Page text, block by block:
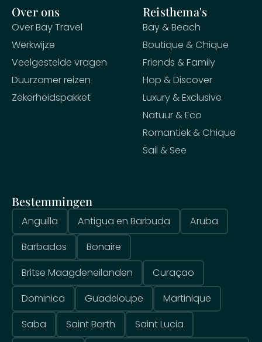
Over ons
Over Bay Travel
Werkwijze
Veelgestelde vragen
Duurzamer reizen
Zekerheidspakket
Reisthema's
Bay & Beach
Boutique & Chique
Friends & Family
Hop & Discover
Luxury & Exclusive
Natuur & Eco
Romantiek & Chique
Sail & See
Bestemmingen
Anguilla Antigua en Barbuda
Aruba
Barbados
Bonaire
Britse Maagdeneilanden
Curaçao
Dominica
Guadeloupe
Martinique
Saba
Saint Barth
Saint Lucia